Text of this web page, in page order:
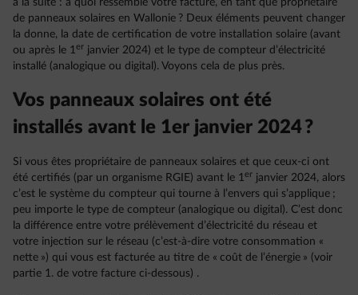
à la suite : à quoi ressemble votre facture, en tant que propriétaire
de panneaux solaires en Wallonie ? Deux éléments peuvent changer
la donne, la date de certification de votre installation solaire (avant
ou après le 1er janvier 2024) et le type de compteur d’électricité
installé (analogique ou digital). Voyons cela de plus près.
Vos panneaux solaires ont été
installés avant le 1er janvier 2024 ?
Si vous êtes propriétaire de panneaux solaires et que ceux-ci ont
été certifiés (par un organisme RGIE) avant le 1er janvier 2024, alors
c’est le système du compteur qui tourne à l’envers qui s’applique ;
peu importe le type de compteur (analogique ou digital). C’est donc
la différence entre votre prélèvement d’électricité du réseau et
votre injection sur le réseau (c’est-à-dire votre consommation «
nette ») qui vous est facturée au titre de « coût de l’énergie » (voir
partie 1. de votre facture ci-dessous) .